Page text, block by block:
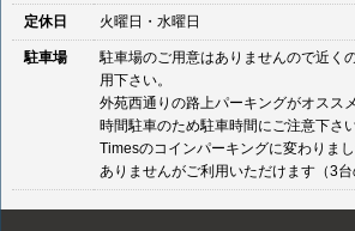
定休日 火曜日・水曜日
駐車場
駐車場のご用意はありませんので近く
用下さい。
外苑西通りの路上パーキングがオスス
時間駐車のため駐車時間にご注意下さ
Timesのコインパーキングに変わりま
ありませんがご利用いただけます（3台